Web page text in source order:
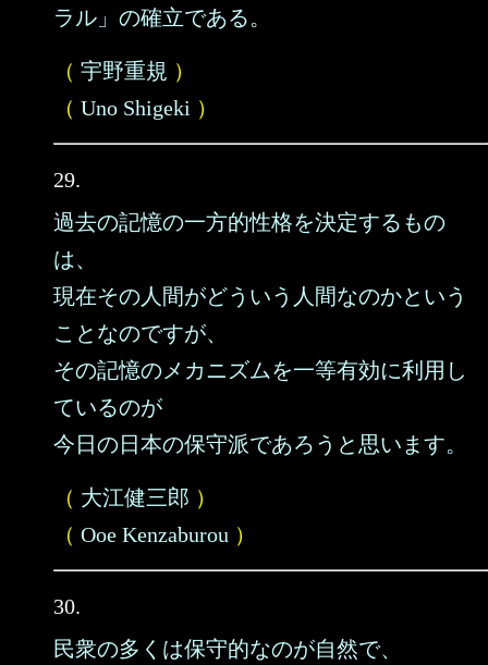
ラル」の確立である。
（ 宇野重規 ）
（ Uno Shigeki ）
29.
過去の記憶の一方的性格を決定するもの
は、
現在その人間がどういう人間なのかという
ことなのですが、
その記憶のメカニズムを一等有効に利用し
ているのが
今日の日本の保守派であろうと思います。
（ 大江健三郎 ）
（ Ooe Kenzaburou ）
30.
民衆の多くは保守的なのが自然で、